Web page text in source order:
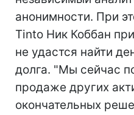
анонимности. При
Tinto Ник Коббан
не удастся найти
долга. "Мы сейчас
продаже других
окончательных